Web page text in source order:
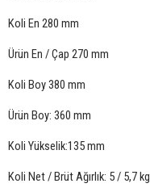
Koli En 280 mm
Ürün En / Çap 270 mm
Koli Boy 380 mm
Ürün Boy: 360 mm
Koli Yükselik:135 mm
Koli Net / Brüt Ağırlık: 5 / 5,7 kg